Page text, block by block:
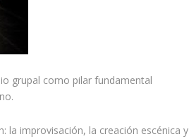
grupal como pilar fundamental
la improvisación, la creación escénica y